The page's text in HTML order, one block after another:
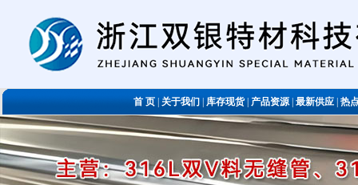
首 页关于我们库存现货|产品资源|最新供应|热